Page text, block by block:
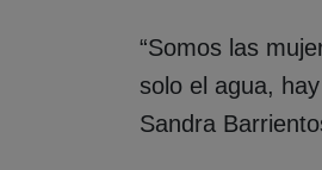
“Somos las
solo el agua,
Sandra